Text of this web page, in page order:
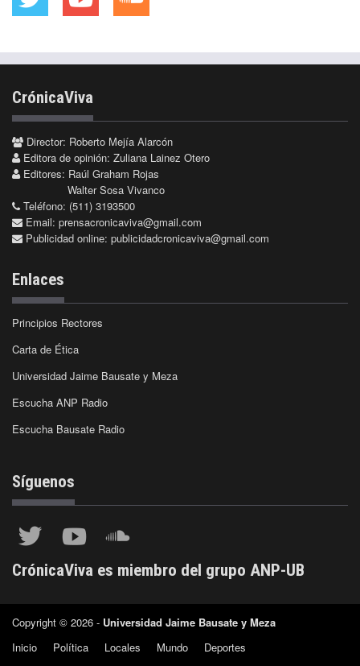
CrónicaViva
Director: Roberto Mejía Alarcón
Editora de opinión: Zuliana Lainez Otero
Editores: Raúl Graham Rojas
Walter Sosa Vivanco
Teléfono: (511) 3193500
Email: prensacronicaviva@gmail.com
Publicidad online: publicidadcronicaviva@gmail.com
Enlaces
Principios Rectores
Carta de Ética
Universidad Jaime Bausate y Meza
Escucha ANP Radio
Escucha Bausate Radio
Síguenos
CrónicaViva es miembro del grupo ANP-UB
Copyright © 2026 - Universidad Jaime Bausate y Meza
Inicio
Política Locales Mundo
Deportes